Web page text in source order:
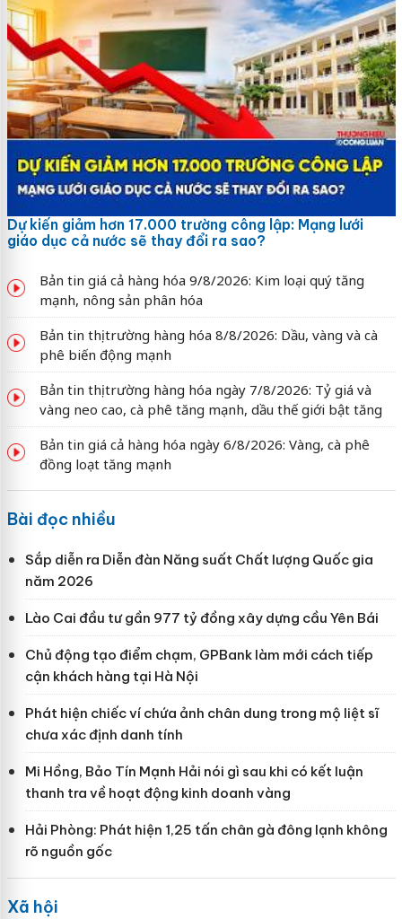
Dự kiến giảm hơn 17.000 trường công lập: Mạng lưới
giáo dục cả nước sẽ thay đổi ra sao?
Bản tin giá cả hàng hóa 9/8/2026: Kim loại quý tăng
mạnh, nông sản phân hóa
Bản tin thị trường hàng hóa 8/8/2026: Dầu, vàng và cà
phê biến động mạnh
Bản tin thị trường hàng hóa ngày 7/8/2026: Tỷ giá và
vàng neo cao, cà phê tăng mạnh, dầu thế giới bật tăng
Bản tin giá cả hàng hóa ngày 6/8/2026: Vàng, cà phê
đồng loạt tăng mạnh
Bài đọc nhiều
Sắp diễn ra Diễn đàn Năng suất Chất lượng Quốc gia
năm 2026
Lào Cai đầu tư gần 977 tỷ đồng xây dựng cầu Yên Bái
Chủ động tạo điểm chạm, GPBank làm mới cách tiếp
cận khách hàng tại Hà Nội
Phát hiện chiếc ví chứa ảnh chân dung trong mộ liệt sĩ
chưa xác định danh tính
Mi Hồng, Bảo Tín Mạnh Hải nói gì sau khi có kết luận
thanh tra về hoạt động kinh doanh vàng
Hải Phòng: Phát hiện 1,25 tấn chân gà đông lạnh không
rõ nguồn gốc
Xã hội